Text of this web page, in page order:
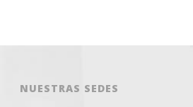
NUESTRAS SEDES